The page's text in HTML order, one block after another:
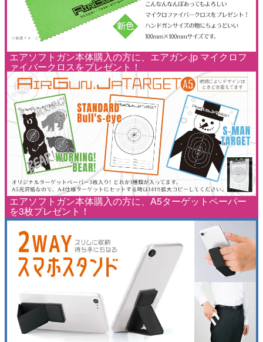
エアソフトガン本体購入の方に、エアガン.jp マイクロフ
ァイバークロスをプレゼント！
エアソフトガン本体購入の方に、A5ターゲットペーパー
を3枚プレゼント！